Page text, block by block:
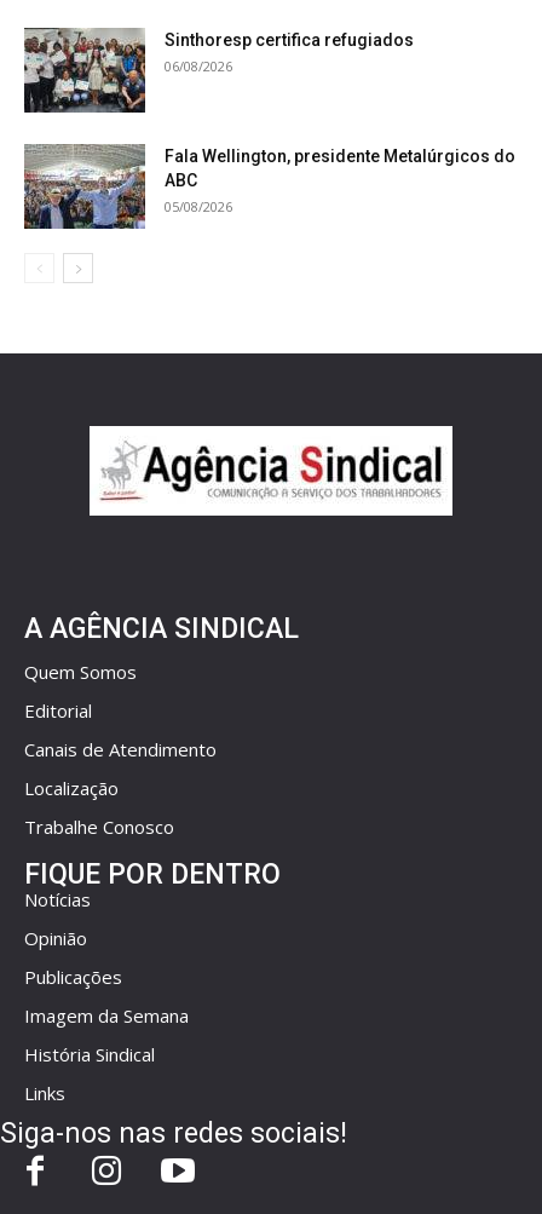
Sinthoresp certifica refugiados
06/08/2026
Fala Wellington, presidente Metalúrgicos do
ABC
05/08/2026
A AGÊNCIA SINDICAL
Quem Somos
Editorial
Canais de Atendimento
Localização
Trabalhe Conosco
FIQUE POR DENTRO
Notícias
Opinião
Publicações
Imagem da Semana
História Sindical
Links
Siga-nos nas redes sociais!